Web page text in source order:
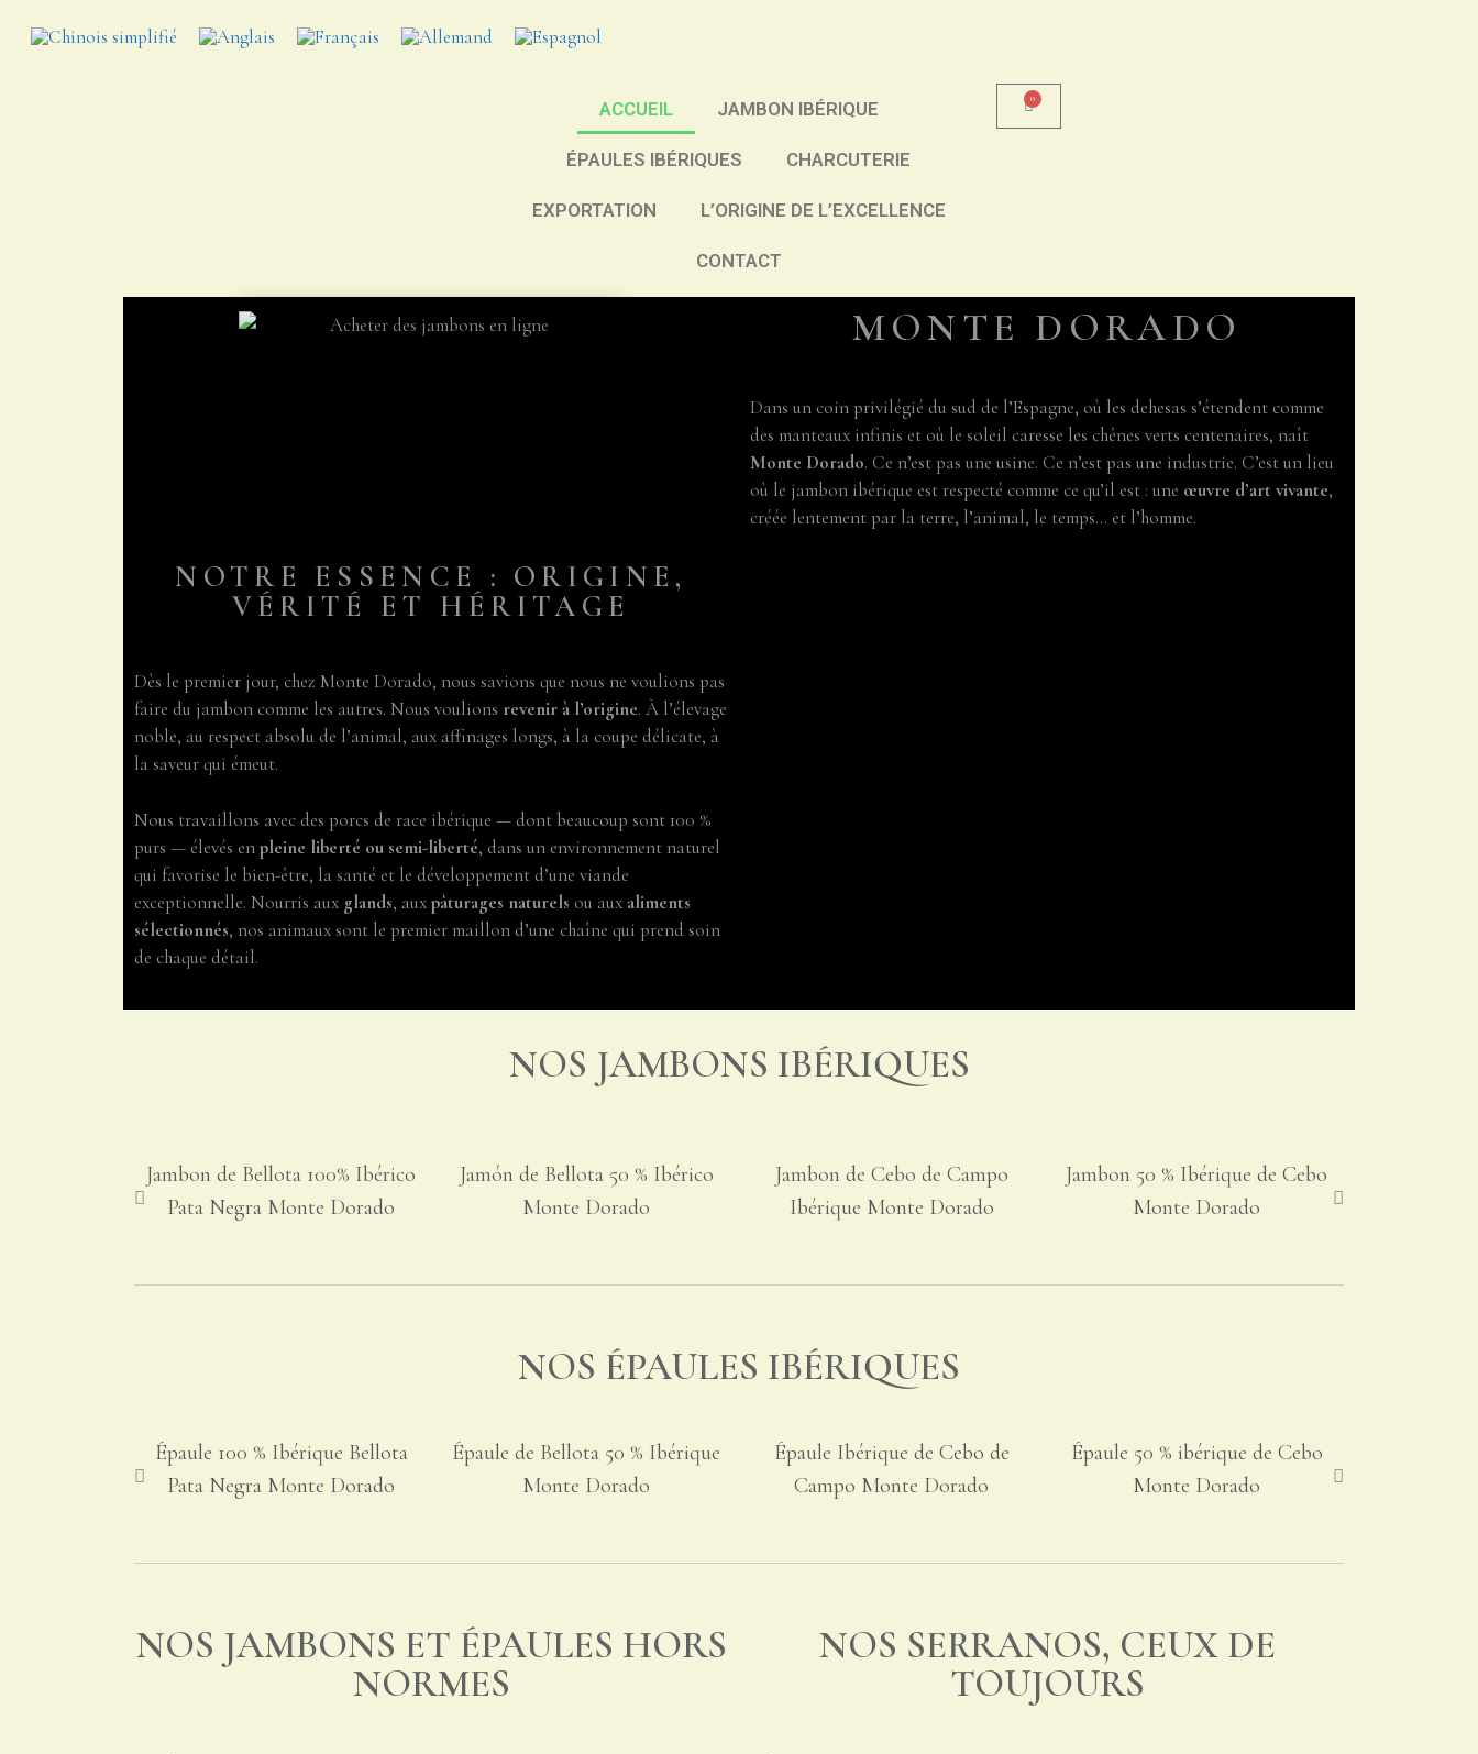
ACCUEIL JAMBON IBÉRIQUE
ÉPAULES IBÉRIQUES CHARCUTERIE
EXPORTATION L’ORIGINE DE L’EXCELLENCE
CONTACT
0
MONTE DORADO
Dans un coin privilégié du sud de l’Espagne, où les dehesas s’étendent comme
des manteaux infinis et où le soleil caresse les chênes verts centenaires, naît
Monte Dorado. Ce n’est pas une usine. Ce n’est pas une industrie. C’est un lieu
où le jambon ibérique est respecté comme ce qu’il est : une œuvre d’art vivante,
créée lentement par la terre, l’animal, le temps… et l’homme.
NOTRE ESSENCE : ORIGINE,
VÉRITÉ ET HÉRITAGE
Dès le premier jour, chez Monte Dorado, nous savions que nous ne voulions pas
faire du jambon comme les autres. Nous voulions revenir à l’origine. À l’élevage
noble, au respect absolu de l’animal, aux affinages longs, à la coupe délicate, à
la saveur qui émeut.
Nous travaillons avec des porcs de race ibérique — dont beaucoup sont 100 %
purs — élevés enpleine liberté ou semi-liberté, dans un environnement naturel
qui favorise le bien-être, la santé et le développement d’une viande
exceptionnelle. Nourris aux glands, auxpâturages naturels ou auxaliments
sélectionnés, nos animaux sont le premier maillon d’une chaîne qui prend soin
de chaque détail.
NOS JAMBONS IBÉRIQUES
Jambon de Bellota 100% Ibérico
Pata Negra Monte Dorado
Jamón de Bellota 50 % Ibérico
Monte Dorado
Jambon de Cebo de Campo
Ibérique Monte Dorado
Jambon 50 % Ibérique de Cebo
Monte Dorado
NOS ÉPAULES IBÉRIQUES
Épaule 100 % Ibérique Bellota
Pata Negra Monte Dorado
Épaule de Bellota 50 % Ibérique
Monte Dorado
Épaule Ibérique de Cebo de
Campo Monte Dorado
Épaule 50 % ibérique de Cebo
Monte Dorado
NOS JAMBONS ET ÉPAULES HORS
NORMES
NOS SERRANOS, CEUX DE
TOUJOURS